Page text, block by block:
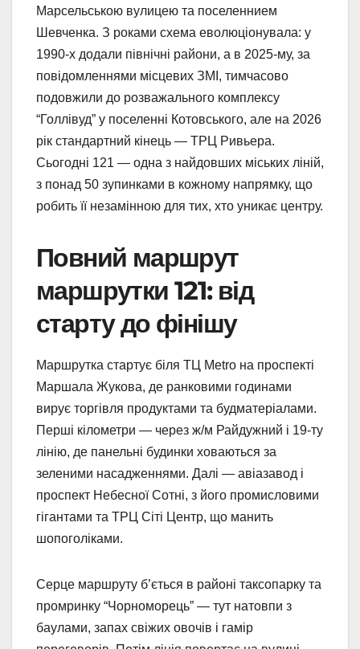
Марсельською вулицею та поселеннием
Шевченка. З роками схема еволюціонувала: у
1990-х додали північні райони, а в 2025-му, за
повідомленнями місцевих ЗМІ, тимчасово
подовжили до розважального комплексу
“Голлівуд” у поселенні Котовського, але на 2026
рік стандартний кінець — ТРЦ Ривьера.
Сьогодні 121 — одна з найдовших міських ліній,
з понад 50 зупинками в кожному напрямку, що
робить її незамінною для тих, хто уникає центру.
Повний маршрут
маршрутки 121: від
старту до фінішу
Маршрутка стартує біля ТЦ Metro на проспекті
Маршала Жукова, де ранковими годинами
вирує торгівля продуктами та будматеріалами.
Перші кілометри — через ж/м Райдужний і 19-ту
лінію, де панельні будинки ховаються за
зеленими насадженнями. Далі — авіазавод і
проспект Небесної Сотні, з його промисловими
гігантами та ТРЦ Сіті Центр, що манить
шопоголіками.
Серце маршруту б’ється в районі таксопарку та
промринку “Чорноморець” — тут натовпи з
баулами, запах свіжих овочів і гамір